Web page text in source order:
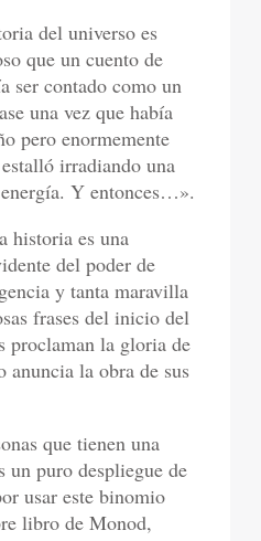
del universo es
que un cuento de
ser contado como un
una vez que había
pero enormemente
irradiando una
Y entonces…».
historia es una
del poder de
y tanta maravilla
frases del inicio del
proclaman la gloria de
la obra de sus
que tienen una
un puro despliegue de
usar este binomio
libro de Monod,